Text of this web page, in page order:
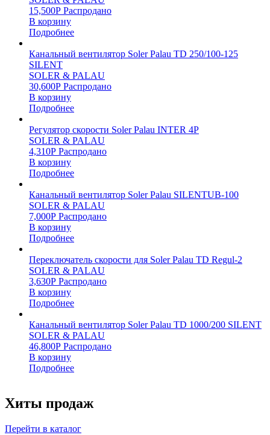
15,500Р Распродано
В корзину
Подробнее
Канальный вентилятор Soler Palau TD 250/100-125
SILENT
SOLER & PALAU
30,600Р Распродано
В корзину
Подробнее
Регулятор скорости Soler Palau INTER 4P
SOLER & PALAU
4,310Р Распродано
В корзину
Подробнее
Канальный вентилятор Soler Palau SILENTUB-100
SOLER & PALAU
7,000Р Распродано
В корзину
Подробнее
Переключатель скорости для Soler Palau TD Regul-2
SOLER & PALAU
3,630Р Распродано
В корзину
Подробнее
Канальный вентилятор Soler Palau TD 1000/200 SILENT
SOLER & PALAU
46,800Р Распродано
В корзину
Подробнее
Хиты продаж
Перейти в каталог